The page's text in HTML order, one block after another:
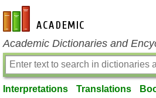
en-academic.com
Academic Dictionaries and
Interpretations Translations